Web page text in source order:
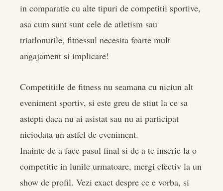
in comparatie cu alte tipuri de competitii sportive,
asa cum sunt sunt cele de atletism sau
triatlonurile, fitnessul necesita foarte mult
angajament si implicare!
Competitiile de fitness nu seamana cu niciun alt
eveniment sportiv, si este greu de stiut la ce sa
astepti daca nu ai asistat sau nu ai participat
niciodata un astfel de eveniment.
Inainte de a face pasul final si de a te inscrie la o
competitie in lunile urmatoare, mergi efectiv la un
show de profil. Vezi exact despre ce e vorba, si